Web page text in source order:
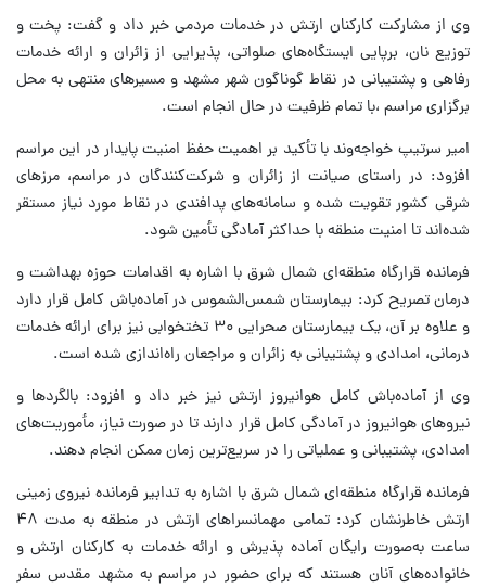
وی از مشارکت کارکنان ارتش در خدمات مردمی خبر داد و گفت: پخت و
توزیع نان، برپایی ایستگاه‌های صلواتی، پذیرایی از زائران و ارائه خدمات
رفاهی و پشتیبانی در نقاط گوناگون شهر مشهد و مسیرهای منتهی به محل
برگزاری مراسم ،با تمام ظرفیت در حال انجام است.
امیر سرتیپ خواجه‌وند با تأکید بر اهمیت حفظ امنیت پایدار در این مراسم
افزود: در راستای صیانت از زائران و شرکت‌کنندگان در مراسم، مرزهای
شرقی کشور تقویت شده و سامانه‌های پدافندی در نقاط مورد نیاز مستقر
شده‌اند تا امنیت منطقه با حداکثر آمادگی تأمین شود.
فرمانده قرارگاه منطقه‌ای شمال شرق با اشاره به اقدامات حوزه بهداشت و
درمان تصریح کرد: بیمارستان شمس‌الشموس در آماده‌باش کامل قرار دارد
و علاوه بر آن، یک بیمارستان صحرایی ۳۰ تختخوابی نیز برای ارائه خدمات
درمانی، امدادی و پشتیبانی به زائران و مراجعان راه‌اندازی شده است.
وی از آماده‌باش کامل هوانیروز ارتش نیز خبر داد و افزود: بالگردها و
نیروهای هوانیروز در آمادگی کامل قرار دارند تا در صورت نیاز، مأموریت‌های
امدادی، پشتیبانی و عملیاتی را در سریع‌ترین زمان ممکن انجام دهند.
فرمانده قرارگاه منطقه‌ای شمال شرق با اشاره به تدابیر فرمانده نیروی زمینی
ارتش خاطرنشان کرد: تمامی مهمانسراهای ارتش در منطقه به مدت ۴۸
ساعت به‌صورت رایگان آماده پذیرش و ارائه خدمات به کارکنان ارتش و
خانواده‌های آنان هستند که برای حضور در مراسم به مشهد مقدس سفر